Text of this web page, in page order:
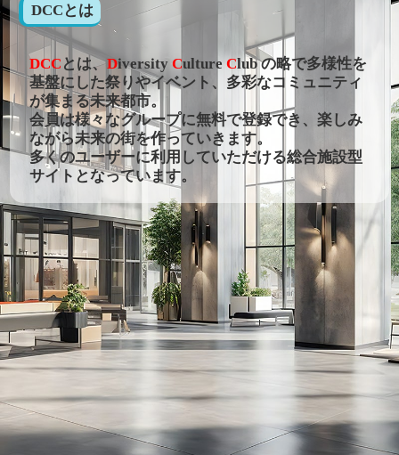
DCCとは
DCC とは、DiversityCultureClub の略で多様性を
基盤にした祭りやイベント、多彩なコミュニティ
が集まる未来都市。
会員は様々なグループに無料で登録でき、楽しみ
ながら未来の街を作っていきます。
多くのユーザーに利用していただける総合施設型
サイトとなっています。